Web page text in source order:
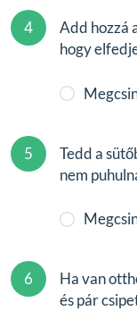
4
Add hozzá
hogy
5
Tedd a
nem
6
Ha van
és pár